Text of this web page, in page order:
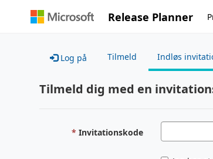
Release Planner
Log på Tilmeld Indløs
Tilmeld dig med en
Invitationskode